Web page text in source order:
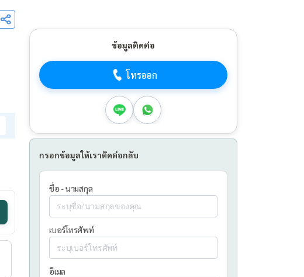
ข้อมูลติดต่อ
โทรออก
กรอกข้อมูลให้เราติดต่อกลับ
ชื่อ - นามสกุล
เบอร์โทรศัพท์
อีเมล